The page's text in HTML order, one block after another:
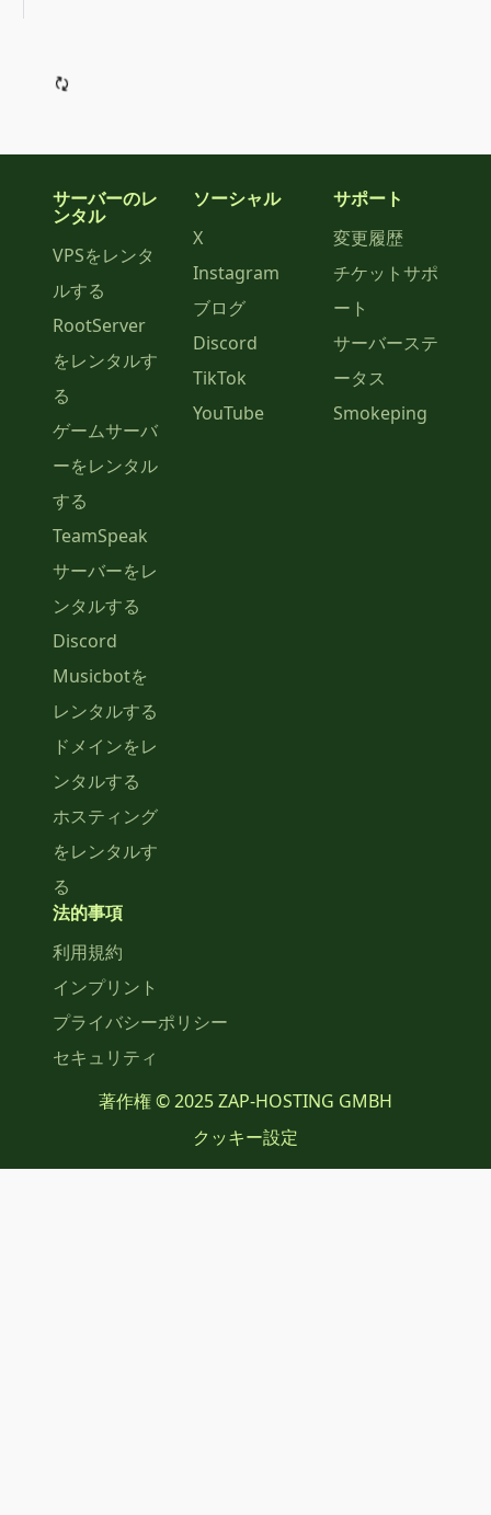
サーバーのレ
ンタル
VPSをレンタ
ルする
RootServer
をレンタルす
る
ゲームサーバ
ーをレンタル
する
TeamSpeak
サーバーをレ
ンタルする
Discord
Musicbotを
レンタルする
ドメインをレ
ンタルする
ホスティング
をレンタルす
る
ソーシャル
X
Instagram
ブログ
Discord
TikTok
YouTube
サポート
変更履歴
チケットサポ
ート
サーバーステ
ータス
Smokeping
法的事項
利用規約
インプリント
プライバシーポリシー
セキュリティ
著作権 © 2025 ZAP-HOSTING GMBH
クッキー設定